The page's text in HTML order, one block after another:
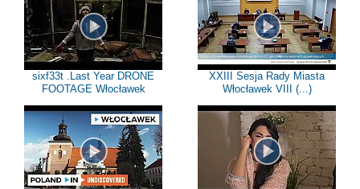
sixf33t .Last Year DRONE
FOOTAGE Włocławek
XXIII Sesja Rady Miasta
Włocławek VIII (...)